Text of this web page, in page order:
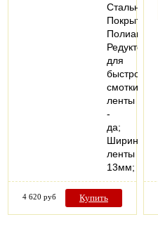
Стальная;
Покрытие
Полиамид;
Редуктор
для
быстрой
смотки
ленты
-
да;
Ширина
ленты
13мм;
4 620 руб Купить